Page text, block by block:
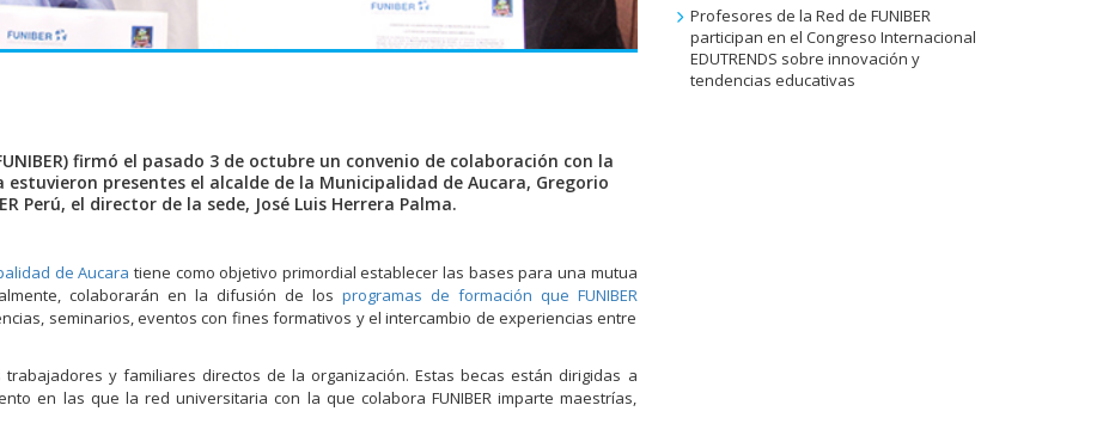
firmó el pasado 3 de octubre un convenio de colaboración con la
presentes el alcalde de la Municipalidad de Aucara, Gregorio
Perú, el director de la sede, José Luis Herrera Palma.
de Aucara tiene como objetivo primordial establecer las bases para una mutua
colaborarán en la difusión de los programas de formación que FUNIBER
seminarios, eventos con fines formativos y el intercambio de experiencias entre
trabajadores y familiares directos de la organización. Estas becas están dirigidas a
en las que la red universitaria con la que colabora FUNIBER imparte maestrías,
Profesores de la Red de FUNIBER
participan en el Congreso Internacional
EDUTRENDS sobre innovación y
tendencias educativas